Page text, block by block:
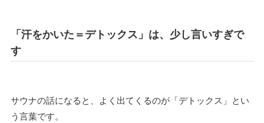
「汗をかいた＝デトックス」は、少し言いすぎで
す
サウナの話になると、よく出てくるのが「デトックス」とい
う言葉です。